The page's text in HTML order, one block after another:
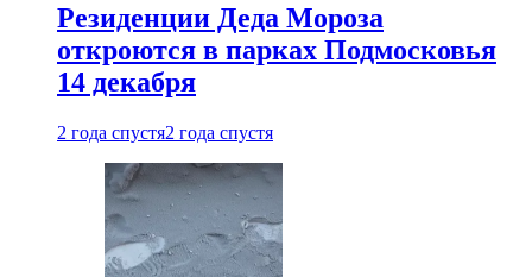
Резиденции Деда Мороза
откроются в парках Подмосковья
14 декабря
2 года спустя2 года спустя